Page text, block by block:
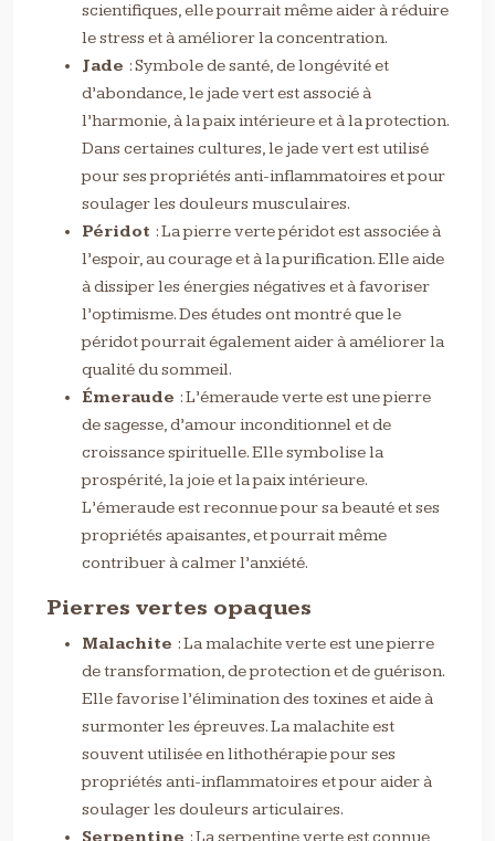
scientifiques, elle pourrait même aider à réduire
le stress et à améliorer la concentration.
Jade : Symbole de santé, de longévité et
d’abondance, le jade vert est associé à
l’harmonie, à la paix intérieure et à la protection.
Dans certaines cultures, le jade vert est utilisé
pour ses propriétés anti-inflammatoires et pour
soulager les douleurs musculaires.
Péridot : La pierre verte péridot est associée à
l’espoir, au courage et à la purification. Elle aide
à dissiper les énergies négatives et à favoriser
l’optimisme. Des études ont montré que le
péridot pourrait également aider à améliorer la
qualité du sommeil.
Émeraude : L’émeraude verte est une pierre
de sagesse, d’amour inconditionnel et de
croissance spirituelle. Elle symbolise la
prospérité, la joie et la paix intérieure.
L’émeraude est reconnue pour sa beauté et ses
propriétés apaisantes, et pourrait même
contribuer à calmer l’anxiété.
Pierres vertes opaques
Malachite : La malachite verte est une pierre
de transformation, de protection et de guérison.
Elle favorise l’élimination des toxines et aide à
surmonter les épreuves. La malachite est
souvent utilisée en lithothérapie pour ses
propriétés anti-inflammatoires et pour aider à
soulager les douleurs articulaires.
Serpentine : La serpentine verte est connue